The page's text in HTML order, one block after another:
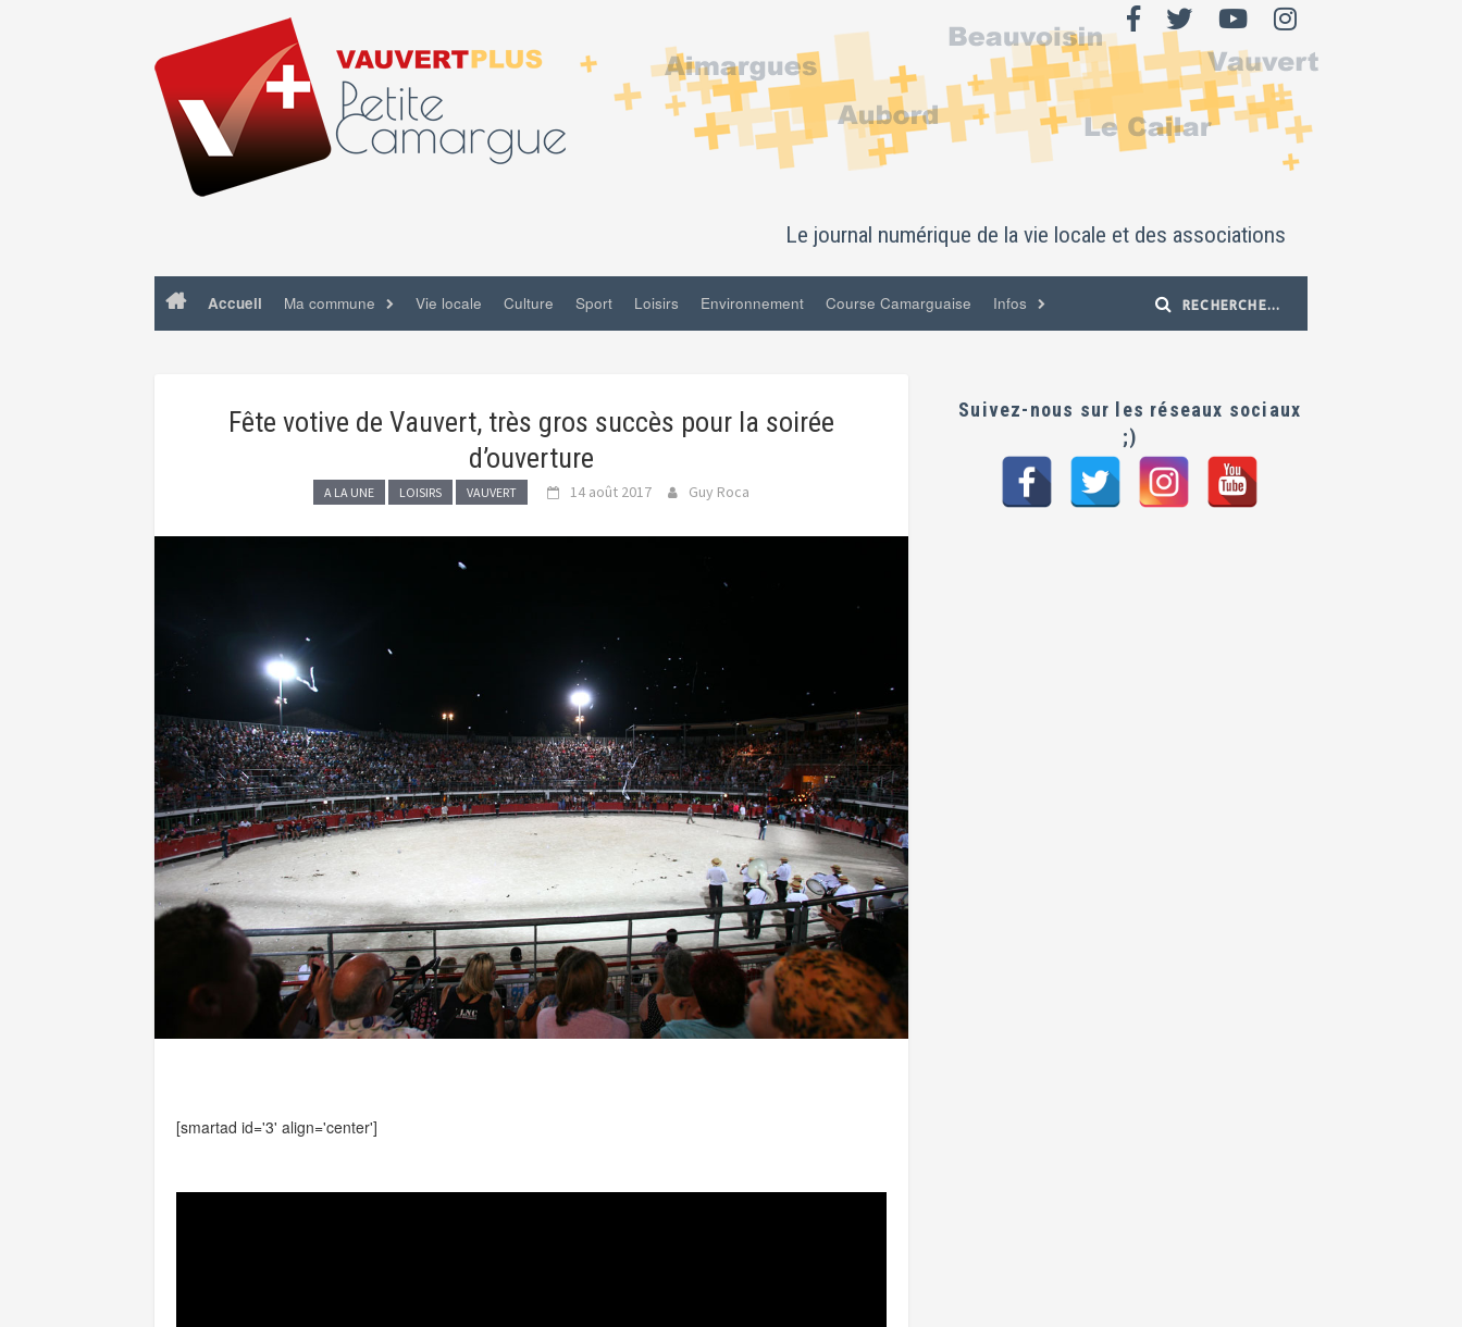
Le journal numérique de la vie locale et des associations
Accueil Ma commune Vie locale Culture Sport Loisirs Environnement Course Camarguaise Infos
Fête votive de Vauvert, très gros succès pour la soirée
d’ouverture
A LA UNE LOISIRS VAUVERT 14 août 2017 Guy Roca
[smartad id='3' align='center']
Suivez-nous sur les réseaux sociaux
;)